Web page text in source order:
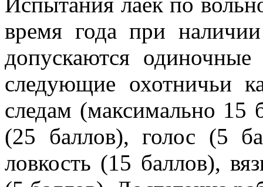
время года при
допускаются
следующие охотничьи
следам (максимально 15
(25 баллов), голос (5
ловкость (15 баллов),